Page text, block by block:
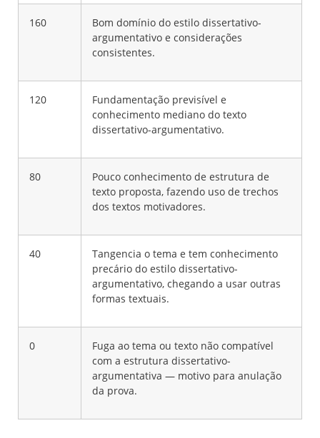
160
Bom domínio do estilo dissertativo-
argumentativo e considerações
consistentes.
120
Fundamentação previsível e
conhecimento mediano do texto
dissertativo-argumentativo.
80
Pouco conhecimento de estrutura de
texto proposta, fazendo uso de trechos
dos textos motivadores.
40
Tangencia o tema e tem conhecimento
precário do estilo dissertativo-
argumentativo, chegando a usar outras
formas textuais.
0
Fuga ao tema ou texto não compatível
com a estrutura dissertativo-
argumentativa — motivo para anulação
da prova.